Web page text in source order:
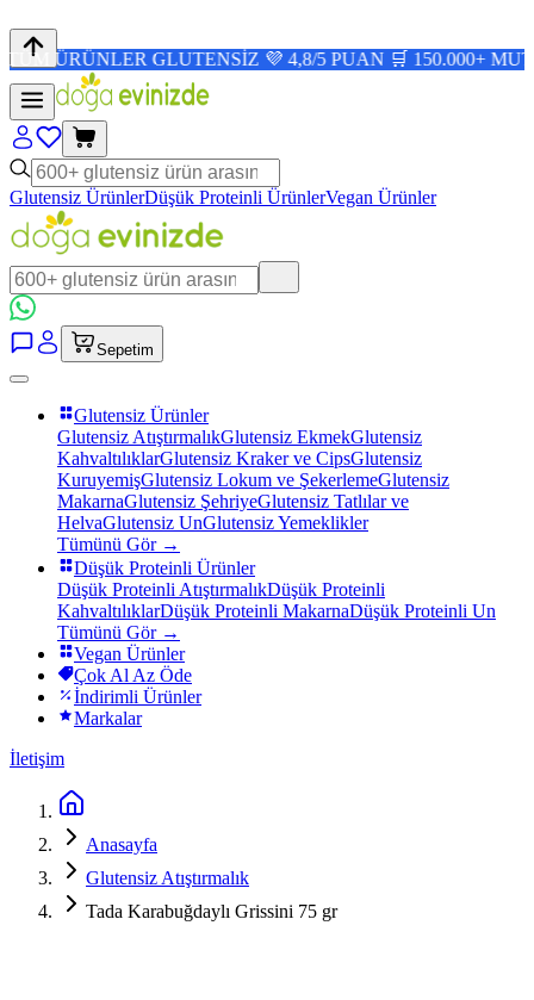
GLUTENSİZ 💜 4,8/5 PUAN 🛒 150.000+ MUTLU
Glutensiz ÜrünlerDüşük Proteinli ÜrünlerVegan Ürünler
Sepetim
Glutensiz Ürünler
Glutensiz AtıştırmalıkGlutensiz EkmekGlutensiz
KahvaltılıklarGlutensiz Kraker ve CipsGlutensiz
KuruyemişGlutensiz Lokum ve ŞekerlemeGlutensiz
MakarnaGlutensiz ŞehriyeGlutensiz Tatlılar ve
HelvaGlutensiz UnGlutensiz Yemeklikler
Tümünü Gör →
Düşük Proteinli Ürünler
Düşük Proteinli AtıştırmalıkDüşük Proteinli
KahvaltılıklarDüşük Proteinli MakarnaDüşük Proteinli Un
Tümünü Gör →
Vegan Ürünler
Çok Al Az Öde
İndirimli Ürünler
Markalar
İletişim
Anasayfa
Glutensiz Atıştırmalık
Tada Karabuğdaylı Grissini 75 gr